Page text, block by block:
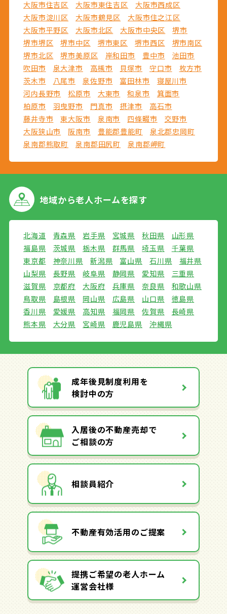
大阪市住吉区
大阪市東住吉区
大阪市西成区
大阪市淀川区
大阪市鶴見区
大阪市住之江区
大阪市平野区
大阪市北区 大阪市中央区
堺市
堺市堺区
堺市中区 堺市東区 堺市西区
堺市南区
堺市北区
堺市美原区 岸和田市 豊中市
池田市
吹田市
泉大津市 高槻市 貝塚市 守口市
枚方市
茨木市
八尾市 泉佐野市 富田林市
寝屋川市
河内長野市
松原市 大東市 和泉市
箕面市
柏原市
羽曳野市 門真市 摂津市
高石市
藤井寺市
東大阪市 泉南市 四條畷市
交野市
大阪狭山市
阪南市 豊能郡豊能町
泉北郡忠岡町
泉南郡熊取町
泉南郡田尻町 泉南郡岬町
地域から老人ホームを探す
北海道 青森県 岩手県 宮城県 秋田県
山形県
福島県
茨城県 栃木県 群馬県 埼玉県
千葉県
東京都
神奈川県 新潟県 富山県 石川県
福井県
山梨県
長野県 岐阜県 静岡県 愛知県
三重県
滋賀県
京都府 大阪府 兵庫県 奈良県
和歌山県
鳥取県
島根県 岡山県 広島県 山口県
徳島県
香川県
愛媛県 高知県 福岡県 佐賀県
長崎県
熊本県
大分県 宮崎県 鹿児島県 沖縄県
成年後見制度利用を
検討中の方
入居後の不動産売却で
ご相談の方
相談員紹介
不動産有効活用のご提案
提携ご希望の老人ホーム
運営会社様